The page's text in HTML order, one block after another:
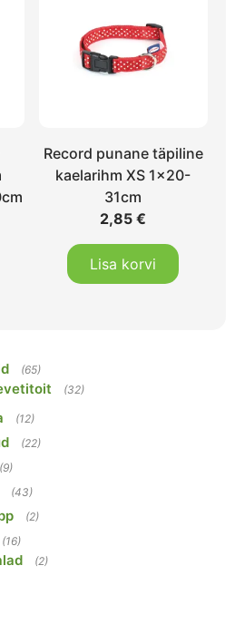
Record punane täpiline
kaelarihm XS 1×20-
31cm
2,85€
Lisa korvi
(65)
(32)
(12)
(22)
(9)
(43)
(2)
(16)
(2)